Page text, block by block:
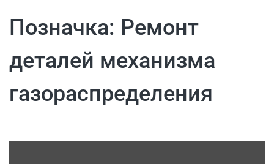
Позначка: Ремонт
деталей механизма
газораспределения